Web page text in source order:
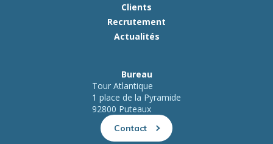
Clients
Recrutement
Actualités
Bureau
Tour Atlantique
1 place de la Pyramide
92800 Puteaux
Contact